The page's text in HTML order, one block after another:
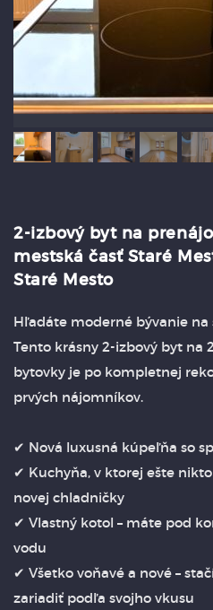
2-izbový byt na
mestská časť Staré
Staré Mesto
Hľadáte moderné bývanie na
Tento krásny 2-izbový byt na
bytovky je po kompletnej
prvých nájomníkov.
✔ Nová luxusná kúpeľňa so
✔ Kuchyňa, v ktorej ešte
novej chladničky
✔ Vlastný kotol – máte pod
vodu
✔ Všetko voňavé a nové –
zariadiť podľa svojho vkusu